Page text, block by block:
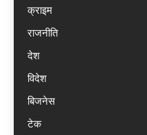
क्राइम
राजनीति
देश
विदेश
बिजनेस
टेक